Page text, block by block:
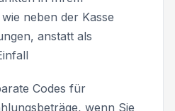
neben der Kasse
anstatt als
Codes für
wenn Sie